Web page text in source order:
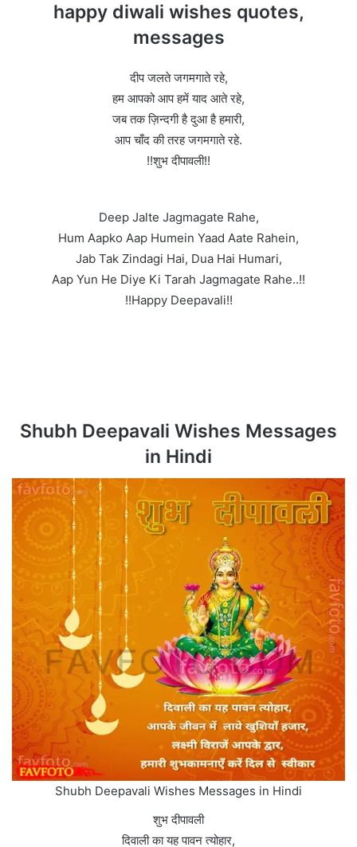
happy diwali wishes quotes,
messages
दीप जलते जगमगाते रहे,
हम आपको आप हमें याद आते रहे,
जब तक ज़िन्दगी है दुआ है हमारी,
आप चाँद की तरह जगमगाते रहे.
!!शुभ दीपावली!!
Deep Jalte Jagmagate Rahe,
Hum Aapko Aap Humein Yaad Aate Rahein,
Jab Tak Zindagi Hai, Dua Hai Humari,
Aap Yun He Diye Ki Tarah Jagmagate Rahe..!!
!!Happy Deepavali!!
Shubh Deepavali Wishes Messages
in Hindi
Shubh Deepavali Wishes Messages in Hindi
शुभ दीपावली
दिवाली का यह पावन त्योहार,